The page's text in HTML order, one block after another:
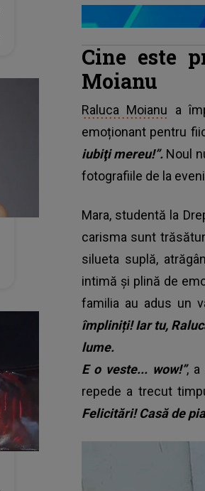
Cine este
Moianu
Raluca Moianu a
emoționant pentru
iubiţi mereu!”. Noul
fotografiile de la
Mara, studentă la
carisma sunt
silueta suplă,
intimă și plină de
familia au adus un
împliniți! Iar tu,
lume.
E o veste... wow!”, a
repede a trecut
Felicitări! Casă de